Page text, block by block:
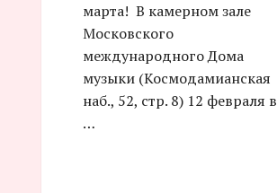
марта! В камерном зале
Московского
международного Дома
музыки (Космодамианская
наб., 52, стр. 8) 12 февраля в
…